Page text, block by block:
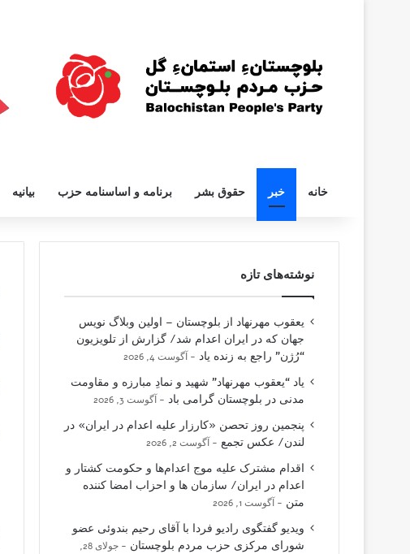
خانه خبر حقوق بشر برنامه و اساسنامه حزب بیانیه
نوشته‌های تازه
یعقوب مهرنهاد از بلوچستان – اولین وبلاگ نویس
جهان که در ایران اعدام شد/ گزارش از تلویزیون
“رُژن” راجع به زنده یاد
آگوست 4, 2026
یاد “یعقوب مهرنهاد” شهید و نمادِ مبارزه و مقاومت
مدنی در بلوچستان گرامی باد
آگوست 3, 2026
پنجمین روز تحصن «کارزار علیه اعدام در ایران» در
لندن/ عکس تجمع
آگوست 2, 2026
اقدام مشترک علیه موج اعدام‌ها و حکومت کشتار و
اعدام در ایران/ سازمان ها و احزاب امضا کننده
متن
آگوست 1, 2026
ویدیو گفتگوی رادیو فردا با آقای رحیم بندوئی عضو
شورای مرکزی حزب مردم بلوچستان
جولای 28,